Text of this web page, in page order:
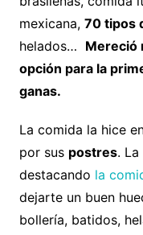
mexicana, 70 tipos
helados… Mereció
opción para la
ganas.
La comida la hice
por sus postres.
destacando la
dejarte un buen
bollería, batidos,